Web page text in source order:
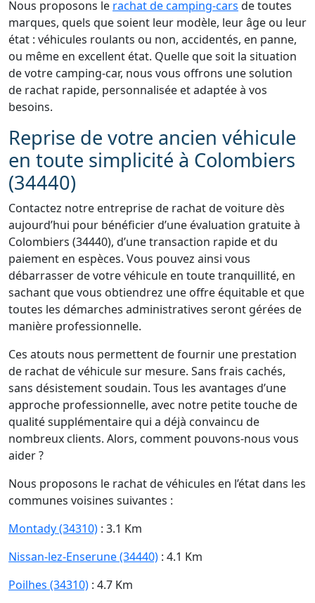
Nous proposons le rachat de camping-cars de toutes
marques, quels que soient leur modèle, leur âge ou leur
état : véhicules roulants ou non, accidentés, en panne,
ou même en excellent état. Quelle que soit la situation
de votre camping-car, nous vous offrons une solution
de rachat rapide, personnalisée et adaptée à vos
besoins.
Reprise de votre ancien véhicule
en toute simplicité à Colombiers
(34440)
Contactez notre entreprise de rachat de voiture dès
aujourd’hui pour bénéficier d’une évaluation gratuite à
Colombiers (34440), d’une transaction rapide et du
paiement en espèces. Vous pouvez ainsi vous
débarrasser de votre véhicule en toute tranquillité, en
sachant que vous obtiendrez une offre équitable et que
toutes les démarches administratives seront gérées de
manière professionnelle.
Ces atouts nous permettent de fournir une prestation
de rachat de véhicule sur mesure. Sans frais cachés,
sans désistement soudain. Tous les avantages d’une
approche professionnelle, avec notre petite touche de
qualité supplémentaire qui a déjà convaincu de
nombreux clients. Alors, comment pouvons-nous vous
aider ?
Nous proposons le rachat de véhicules en l’état dans les
communes voisines suivantes :
Montady (34310) : 3.1 Km
Nissan-lez-Enserune (34440) : 4.1 Km
Poilhes (34310) : 4.7 Km